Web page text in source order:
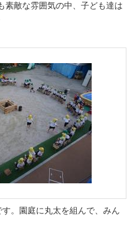
素敵な雰囲気の中、子ども達は
。園庭に丸太を組んで、みん